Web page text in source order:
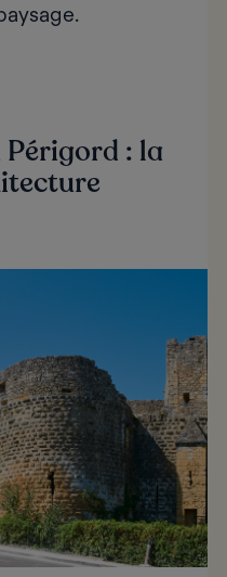
Périgord : la